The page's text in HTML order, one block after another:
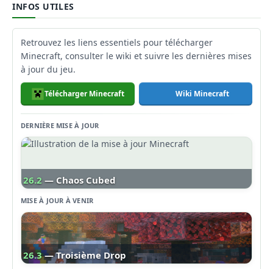
INFOS UTILES
Retrouvez les liens essentiels pour télécharger
Minecraft, consulter le wiki et suivre les dernières mises
à jour du jeu.
Télécharger Minecraft Wiki Minecraft
DERNIÈRE MISE À JOUR
26.2 — Chaos Cubed
MISE À JOUR À VENIR
26.3 — Troisième Drop